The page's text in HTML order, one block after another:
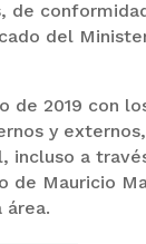
de
del
de 2019 con
y externos,
incluso a
de Mauricio
área.